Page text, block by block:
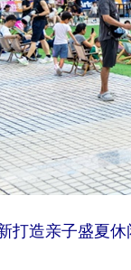
打造亲子盛夏休